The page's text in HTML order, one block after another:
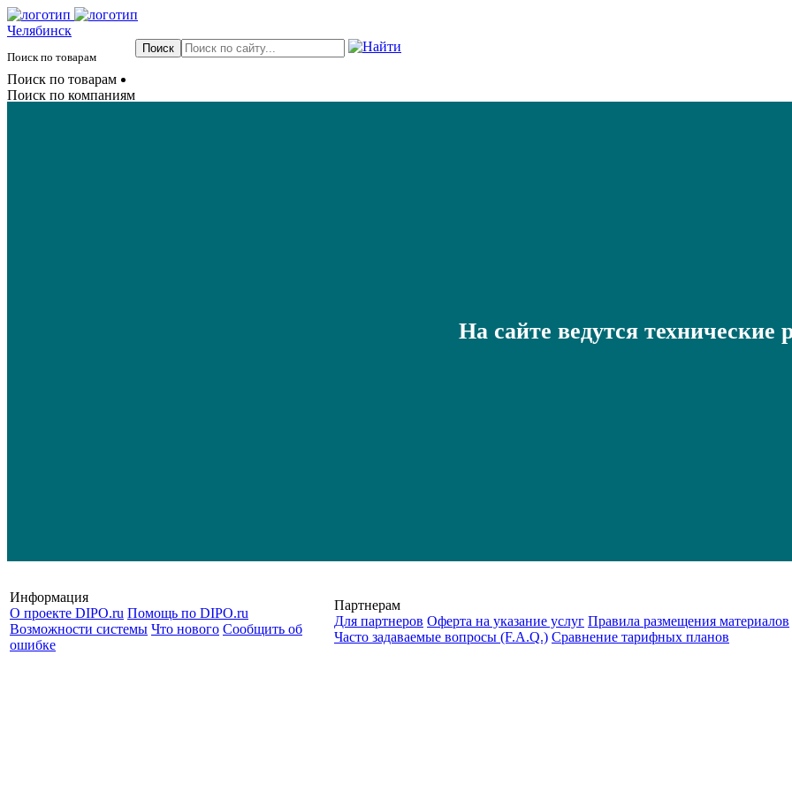
Челябинск
Поиск по товарам
Поиск по товарам
Поиск по компаниям
На сайте ведутся технические
Информация
О проекте DIPO.ru Помощь по DIPO.ru
Возможности системы Что нового Сообщить об
ошибке
Партнерам
Для партнеров Оферта на указание услуг Правила размещения материалов
Часто задаваемые вопросы (F.A.Q.) Cравнение тарифных планов